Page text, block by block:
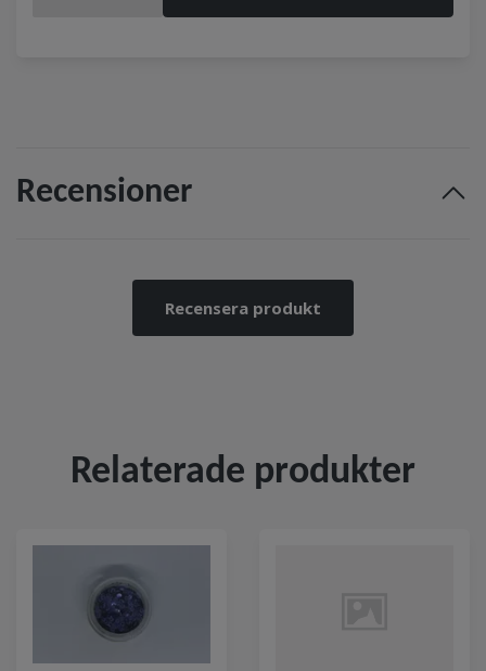
Recensioner
Recensera produkt
Relaterade produkter